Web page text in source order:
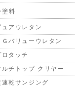
塗料
ュアウレタン
Ｇバリューウレタン
ロタッチ
ルチトップ クリヤー
速乾サンジング